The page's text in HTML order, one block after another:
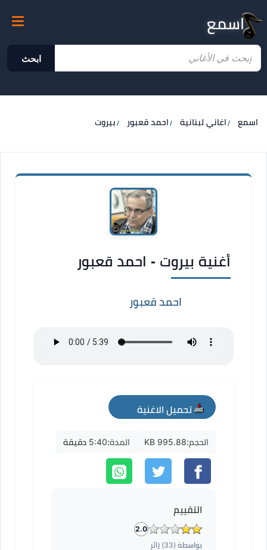
اسمع
ابحث
اسمع اغاني لبنانية احمد قعبور بيروت
أغنية بيروت - احمد قعبور
احمد قعبور
تحميل الاغنية
mp3
الحجم:995.88 KB المدة:5:40 دقيقة
التقييم
2.0
بواسطة (33) زائر